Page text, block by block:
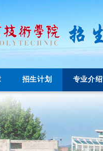
招生计划 专业介绍